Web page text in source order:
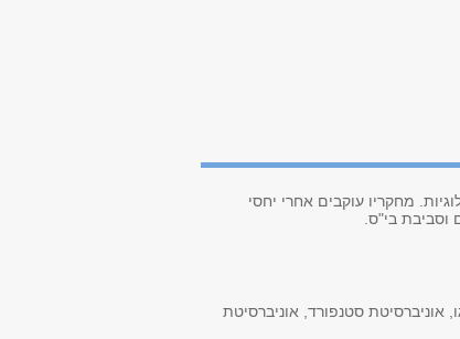
מחקריו עוקבים אחרי יחסי
וסביבת בי"ס.
אוניברסיטת סטנפורד, אוניברסיטת